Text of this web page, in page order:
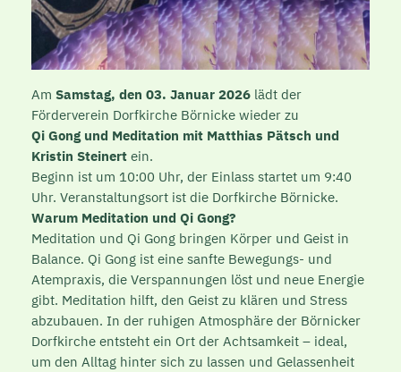
Am Samstag, den 03. Januar 2026lädt der
Förderverein Dorfkirche Börnicke wieder zu
Qi Gongund Meditation mit Matthias Pätsch und
Kristin Steinertein.
Beginn ist um 10:00 Uhr, der Einlass startet um 9:40
Uhr. Veranstaltungsort ist die Dorfkirche Börnicke.
Warum Meditation und Qi Gong?
Meditation und Qi Gongbringen Körper und Geist in
Balance. Qi Gongist eine sanfte Bewegungs- und
Atempraxis, die Verspannungen löst und neue Energie
gibt. Meditation hilft, den Geist zu klären und Stress
abzubauen. In der ruhigen Atmosphäre der Börnicker
Dorfkirche entsteht ein Ort der Achtsamkeit – ideal,
um den Alltag hinter sich zu lassen und Gelassenheit